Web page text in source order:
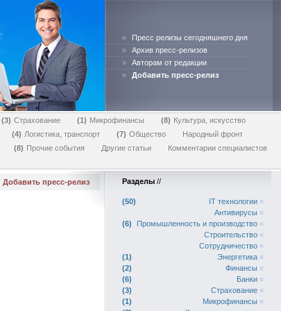
»
Пресс релизы сегодняшнего дня
»
Архив пресс-релизов
»
Авторам от редакции
»
Добавить пресс-релиз
3 Страхование 1 Микрофинансы 8
Культура, искусство
4 Логистика, транспорт 7 Общество
Народный фронт
8 Прочие события Другие статьи
Комментарии специалистов
Добавить пресс-релиз Разделы //
50 IT технологии «
Антивирусы «
6
Промышленность и производство «
Строительство «
Сотрудничество «
1
Энергетика «
2
Финансы «
6
Банки «
3
Страхование «
1
Микрофинансы «